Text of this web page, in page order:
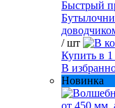
Быстрый
/ шт
Купить в
В
Новинка